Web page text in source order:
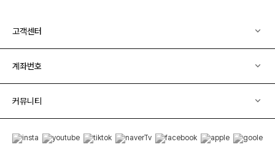
고객센터
계좌번호
커뮤니티